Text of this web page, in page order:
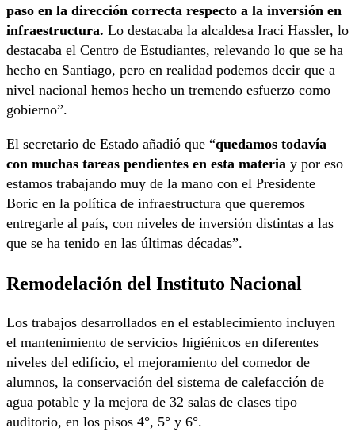
paso en la dirección correcta respecto a la inversión en
infraestructura. Lo destacaba la alcaldesa Irací Hassler, lo
destacaba el Centro de Estudiantes, relevando lo que se ha
hecho en Santiago, pero en realidad podemos decir que a
nivel nacional hemos hecho un tremendo esfuerzo como
gobierno”.
El secretario de Estado añadió que “quedamos todavía
con muchas tareas pendientes en esta materia y por eso
estamos trabajando muy de la mano con el Presidente
Boric en la política de infraestructura que queremos
entregarle al país, con niveles de inversión distintas a las
que se ha tenido en las últimas décadas”.
Remodelación del Instituto Nacional
Los trabajos desarrollados en el establecimiento incluyen
el mantenimiento de servicios higiénicos en diferentes
niveles del edificio, el mejoramiento del comedor de
alumnos, la conservación del sistema de calefacción de
agua potable y la mejora de 32 salas de clases tipo
auditorio, en los pisos 4°, 5° y 6°.